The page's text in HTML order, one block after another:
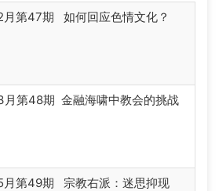
月第47期 如何回应色情文化？
月第48期 金融海啸中教会的挑战
月第49期 宗教右派：迷思抑现